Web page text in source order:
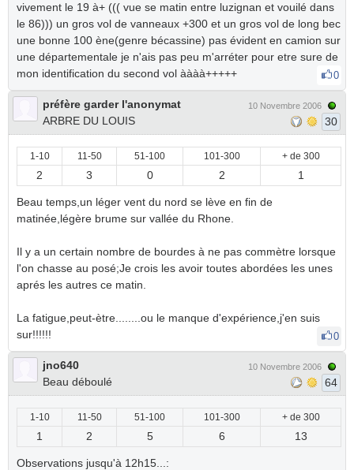
vivement le 19 à+ ((( vue se matin entre luzignan et vouilé dans
le 86))) un gros vol de vanneaux +300 et un gros vol de long bec
une bonne 100 ène(genre bécassine) pas évident en camion sur
une départementale je n'ais pas peu m'arréter pour etre sure de
mon identification du second vol àààà+++++
0
préfère garder l'anonymat
ARBRE DU LOUIS
10 Novembre 2006
30
1-10 11-50 51-100 101-300 + de 300
2 3 0 2 1
Beau temps,un léger vent du nord se lève en fin de
matinée,légère brume sur vallée du Rhone.
Il y a un certain nombre de bourdes à ne pas commètre lorsque
l'on chasse au posé;Je crois les avoir toutes abordées les unes
aprés les autres ce matin.
La fatigue,peut-ètre........ou le manque d'expérience,j'en suis
sur!!!!!!
0
jno640
Beau déboulé
10 Novembre 2006
64
1-10 11-50 51-100 101-300 + de 300
1 2 5 6 13
Observations jusqu'à 12h15...: